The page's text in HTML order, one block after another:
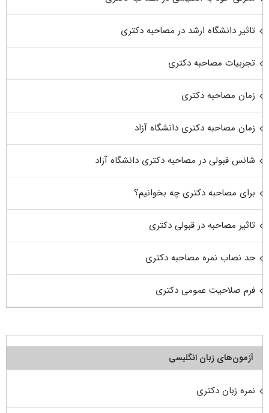
تاثیر دانشگاه ارشد در مصاحبه دکتری
تجربیات مصاحبه دکتری
زمان مصاحبه دکتری
زمان مصاحبه دکتری دانشگاه آزاد
شانس قبولی در مصاحبه دکتری دانشگاه آزاد
برای مصاحبه دکتری چه بخوانیم؟
تاثیر مصاحبه در قبولی دکتری
حد نصاب نمره مصاحبه دکتری
فرم صلاحیت عمومی دکتری
آزمون‌های زبان انگلیسی
نمره زبان دکتری